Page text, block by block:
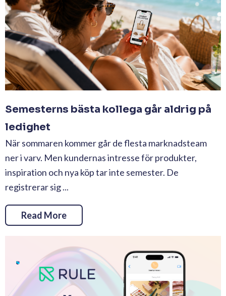
Semesterns bästa kollega går aldrig på
ledighet
När sommaren kommer går de flesta marknadsteam
ner i varv. Men kundernas intresse för produkter,
inspiration och nya köp tar inte semester. De
registrerar sig ...
Read More